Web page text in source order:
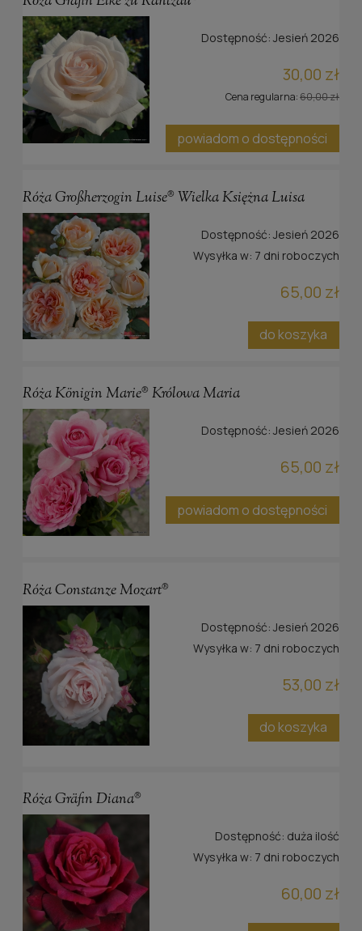
Dostępność: Jesień 2026
30,00 zł
Cena regularna:60,00 zł
powiadom o dostępności
Róża Großherzogin Luise® Wielka Księżna Luisa
Dostępność: Jesień 2026
Wysyłka w: 7 dni roboczych
65,00 zł
do koszyka
Róża Königin Marie® Królowa Maria
Dostępność: Jesień 2026
65,00 zł
powiadom o dostępności
Róża Constanze Mozart®
Dostępność: Jesień 2026
Wysyłka w: 7 dni roboczych
53,00 zł
do koszyka
Róża Gräfin Diana®
Dostępność: duża ilość
Wysyłka w: 7 dni roboczych
60,00 zł